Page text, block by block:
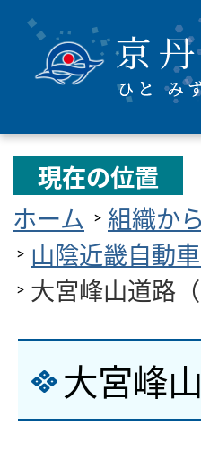
現在の位置
ホーム
組織か
山陰近畿自動
大宮峰山道路
大宮峰